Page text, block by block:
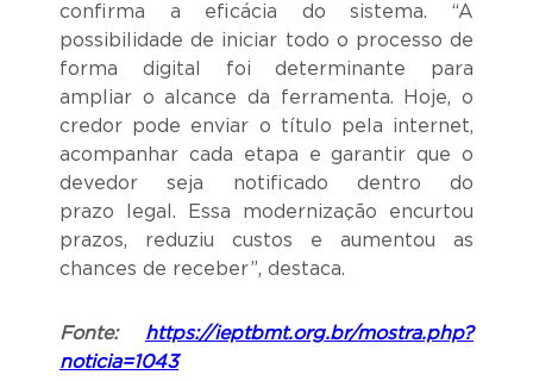
confirma a eficácia do sistema. “A
possibilidade de iniciar todo o processo de
forma digital foi determinante para
ampliar o alcance da ferramenta. Hoje, o
credor pode enviar o título pela internet,
acompanhar cada etapa e garantir que o
devedor seja notificado dentro do
prazo legal. Essa modernização encurtou
prazos, reduziu custos e aumentou as
chances de receber”, destaca.
Fonte: https://ieptbmt.org.br/mostra.php?
noticia=1043